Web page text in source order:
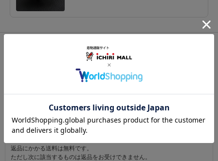
帯締（帯〆）
この商品を見た人は
注意事項
返品にかかる送料は無料です。
ただし次に該当するものは返品をお受けできません。